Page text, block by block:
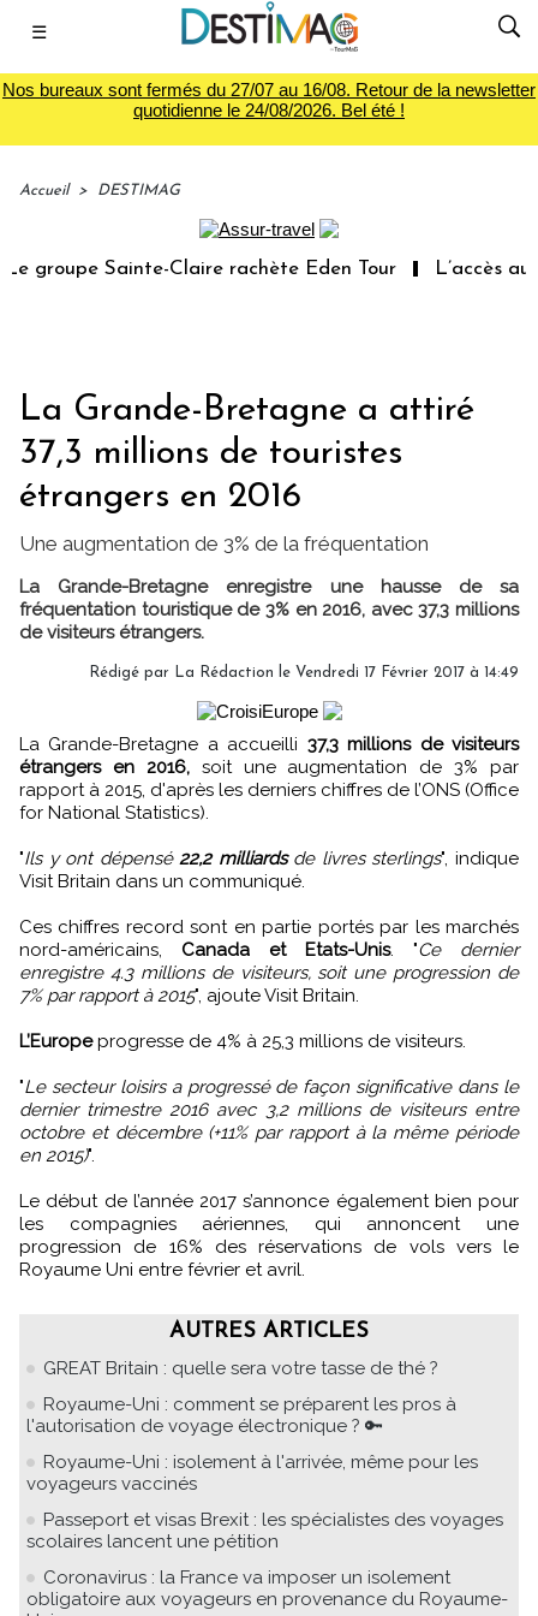
☰
Nos bureaux sont fermés du 27/07 au 16/08. Retour de la newsletter
quotidienne le 24/08/2026. Bel été !
Accueil > DESTIMAG
groupe Sainte-Claire rachète Eden Tour L’accès
La Grande-Bretagne a attiré
37,3 millions de touristes
étrangers en 2016
Une augmentation de 3% de la fréquentation
La Grande-Bretagne enregistre une hausse de sa
fréquentation touristique de 3% en 2016, avec 37,3 millions
de visiteurs étrangers.
Rédigé par La Rédaction le Vendredi 17 Février 2017 à 14:49
La Grande-Bretagne a accueilli 37,3 millions de visiteurs
étrangers en 2016,soit une augmentation de 3% par
rapport à 2015, d'après les derniers chiffres de l’ONS (Office
for National Statistics).
"Ils y ont dépensé 22,2 milliardsde livres sterlings", indique
Visit Britain dans un communiqué.
Ces chiffres record sont en partie portés par les marchés
nord-américains, Canada et Etats-Unis. "Ce dernier
enregistre 4.3 millions de visiteurs, soit une progression de
7% par rapport à 2015", ajoute Visit Britain.
L’Europeprogresse de 4% à 25,3 millions de visiteurs.
"Le secteur loisirs a progressé de façon significative dans le
dernier trimestre 2016 avec 3,2 millions de visiteurs entre
octobre et décembre (+11% par rapport à la même période
en 2015)".
Le début de l’année 2017 s’annonce également bien pour
les compagnies aériennes, qui annoncent une
progression de 16% des réservations de vols vers le
Royaume Uni entre février et avril.
AUTRES ARTICLES
GREAT Britain : quelle sera votre tasse de thé ?
Royaume-Uni : comment se préparent les pros à
l'autorisation de voyage électronique ? 🔑
Royaume-Uni : isolement à l'arrivée, même pour les
voyageurs vaccinés
Passeport et visas Brexit : les spécialistes des voyages
scolaires lancent une pétition
Coronavirus : la France va imposer un isolement
obligatoire aux voyageurs en provenance du Royaume-